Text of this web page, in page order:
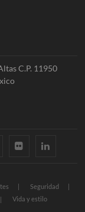
C.P. 11950
instagramflickr linkedin
Seguridad
Vida y estilo